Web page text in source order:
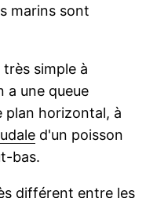
marins sont
simple à
a une queue
plan horizontal, à
d'un poisson
bas.
différent entre les